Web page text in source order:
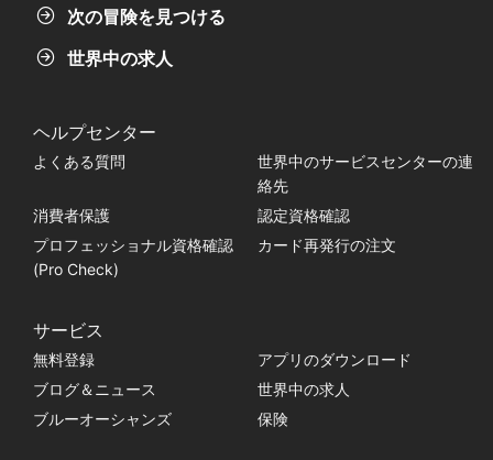
次の冒険を見つける
世界中の求人
ヘルプセンター
よくある質問
世界中のサービスセンターの連
絡先
消費者保護
認定資格確認
プロフェッショナル資格確認
(Pro Check)
カード再発行の注文
サービス
無料登録
アプリのダウンロード
ブログ＆ニュース
世界中の求人
ブルーオーシャンズ
保険